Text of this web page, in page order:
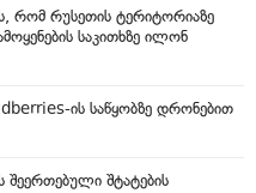
რომ რუსეთის ტერიტორიაზე
საკითხზე ილონ
ის საწყობზე დრონებით
შეერთებული შტატების